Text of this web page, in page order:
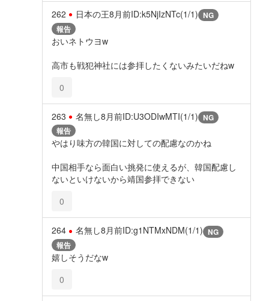
262 日本の王8月前ID:k5NjIzNTc(1/1) NG
報告
おいネトウヨw
高市も戦犯神社には参拝したくないみたいだねw
0
263 名無し8月前ID:U3ODIwMTI(1/1) NG
報告
やはり味方の韓国に対しての配慮なのかね
中国相手なら面白い挑発に使えるが、韓国配慮し
ないといけないから靖国参拝できない
0
264 名無し8月前ID:g1NTMxNDM(1/1) NG
報告
嬉しそうだなw
0